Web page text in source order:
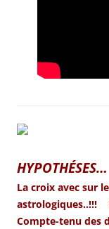
HYPOTHÉSES…
La croix avec sur
astrologiques..!!!
Compte-tenu des